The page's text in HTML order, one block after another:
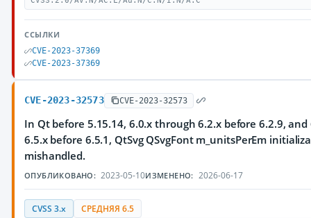
ССЫЛКИ
CVE-2023-37369
CVE-2023-37369
CVE-2023-32573 CVE-2023-32573
In Qt before 5.15.14, 6.0.x through 6.2.x before 6.2.9,
6.5.x before 6.5.1, QtSvg QSvgFont m_unitsPerEm
mishandled.
ОПУБЛИКОВАНО: 2023-05-10ИЗМЕНЕНО: 2026-06-17
CVSS 3.x СРЕДНЯЯ 6.5